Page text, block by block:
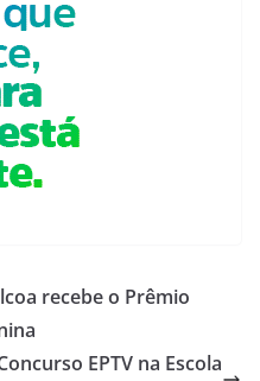
recebe o Prêmio
EPTV na Escola